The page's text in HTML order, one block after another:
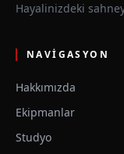
Hayalinizdeki
NAVIGASYON
Hakkımızda
Ekipmanlar
Studyo